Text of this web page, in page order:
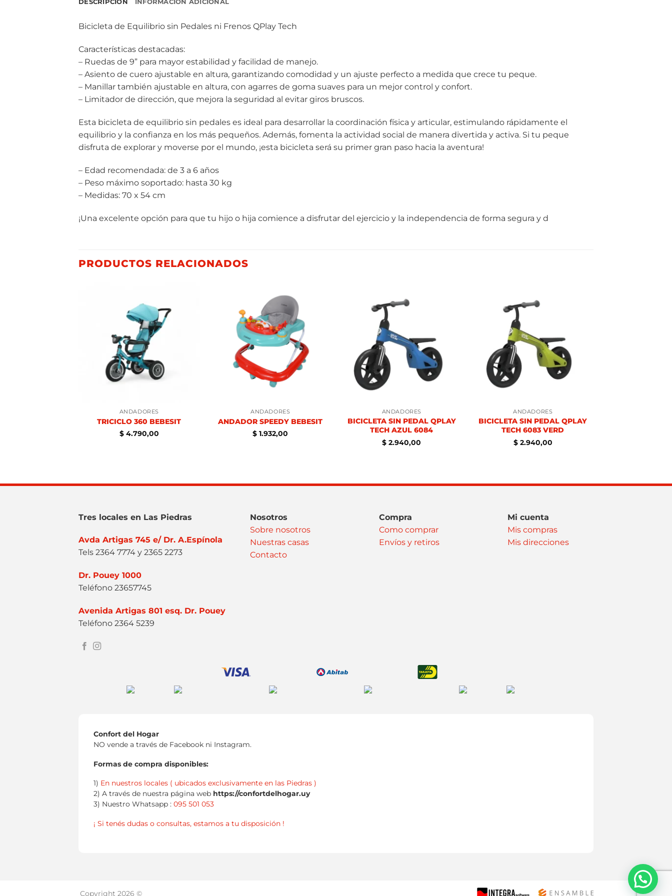
DESCRIPCIÓN INFORMACIÓN ADICIONAL
Bicicleta de Equilibrio sin Pedales ni Frenos QPlay Tech
Características destacadas:
– Ruedas de 9” para mayor estabilidad y facilidad de manejo.
– Asiento de cuero ajustable en altura, garantizando comodidad y un ajuste perfecto a medida que crece tu peque.
– Manillar también ajustable en altura, con agarres de goma suaves para un mejor control y confort.
– Limitador de dirección, que mejora la seguridad al evitar giros bruscos.
Esta bicicleta de equilibrio sin pedales es ideal para desarrollar la coordinación física y articular, estimulando rápidamente el
equilibrio y la confianza en los más pequeños. Además, fomenta la actividad social de manera divertida y activa. Si tu peque
disfruta de explorar y moverse por el mundo, ¡esta bicicleta será su primer gran paso hacia la aventura!
– Edad recomendada: de 3 a 6 años
– Peso máximo soportado: hasta 30 kg
– Medidas: 70 x 54 cm
¡Una excelente opción para que tu hijo o hija comience a disfrutar del ejercicio y la independencia de forma segura y d
PRODUCTOS RELACIONADOS
ANDADORES
TRICICLO 360 BEBESIT
$4.790,00
ANDADORES
ANDADOR SPEEDY BEBESIT
$ 1.932,00
ANDADORES
BICICLETA SIN PEDAL QPLAY
TECH AZUL 6084
$ 2.940,00
ANDADORES
BICICLETA SIN PEDAL QPLAY
TECH 6083 VERD
$2.940,00
Tres locales en Las Piedras
Avda Artigas 745 e/ Dr. A.Espínola
Tels 2364 7774 y 2365 2273
Dr. Pouey 1000
Teléfono 23657745
Avenida Artigas 801 esq. Dr. Pouey
Teléfono 2364 5239
Nosotros
Sobre nosotros
Nuestras casas
Contacto
Compra
Como comprar
Envíos y retiros
Mi cuenta
Mis compras
Mis direcciones
Confort del Hogar
NO vende a través de Facebook ni Instagram.
Formas de compra disponibles:
1) En nuestros locales ( ubicados exclusivamente en las Piedras )
2) A través de nuestra página web https://confortdelhogar.uy
3) Nuestro Whatsapp : 095 501 053
¡ Si tenés dudas o consultas, estamos a tu disposición !
Copyright 2026 ©